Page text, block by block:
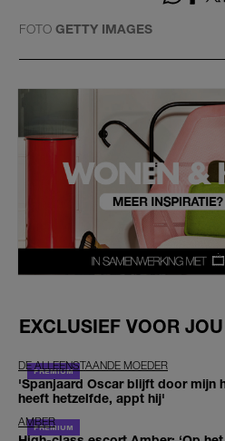
FOTO GETTY IMAGES
EXCLUSIEF VOOR JOU
DE ALLEENSTAANDE MOEDER
'Spanjaard Oscar blijft door mijn
heeft hetzelfde, appt hij'
AMBER